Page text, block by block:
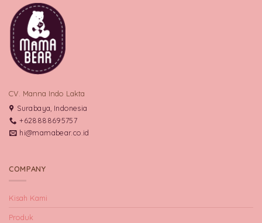
CV. Manna Indo Lakta
Surabaya, Indonesia
+628888695757
hi@mamabear.co.id
COMPANY
Kisah Kami
Produk